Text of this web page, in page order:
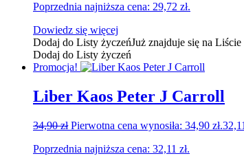
Poprzednia najniższa cena: 29,72 zł.
Dowiedz się więcej
Dodaj do Listy życzeńJuż znajduje się na Liście
Dodaj do Listy życzeń
Promocja!
Liber Kaos Peter J Carroll
34,90zł Pierwotna cena wynosiła: 34,90 zł.32,11
Poprzednia najniższa cena: 32,11 zł.